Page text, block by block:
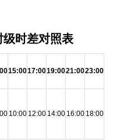
时差对照表
15:0017:0019:0021:0023:00
10:00 12:00 14:00 16:00 18:00